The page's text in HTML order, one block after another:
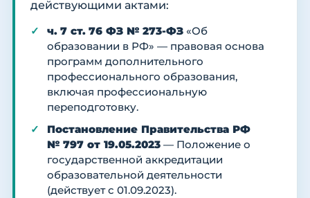
действующими актами:
ч. 7 ст. 76 ФЗ № 273-ФЗ «Об
образовании в РФ» — правовая основа
программ дополнительного
профессионального образования,
включая профессиональную
переподготовку.
Постановление Правительства РФ
№ 797 от 19.05.2023 — Положение о
государственной аккредитации
образовательной деятельности
(действует с 01.09.2023).